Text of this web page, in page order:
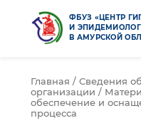
ФБУЗ «ЦЕНТР
И
В АМУРСКОЙ
Главная / Сведения
организации /
обеспечение и
процесса